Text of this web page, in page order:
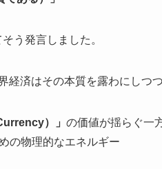
う発言しました。
経済はその本質を露わにしつ
）」 の価値が揺らぐ一
の物理的なエネルギー